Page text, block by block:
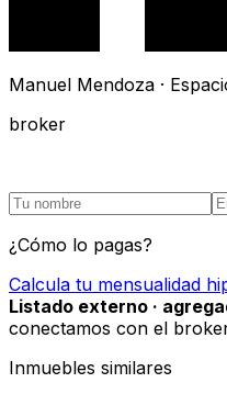
Manuel Mendoza ·
broker
¿Cómo lo pagas?
Calcula tu mensualidad
Listado externo ·
conectamos con el
Inmuebles similares